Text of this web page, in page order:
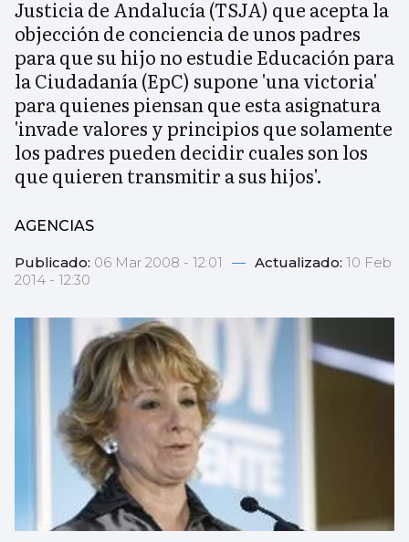
Justicia de Andalucía (TSJA) que acepta la
objección de conciencia de unos padres
para que su hijo no estudie Educación para
la Ciudadanía (EpC) supone 'una victoria'
para quienes piensan que esta asignatura
'invade valores y principios que solamente
los padres pueden decidir cuales son los
que quieren transmitir a sus hijos'.
AGENCIAS
Publicado: 06 Mar 2008 - 12:01 — Actualizado: 10 Feb
2014 - 12:30